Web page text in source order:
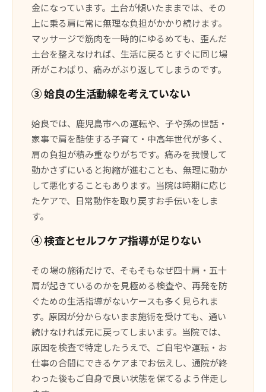
金になっています。土台が傾いたままでは、その
上に乗る肩に常に無理な負担がかかり続けます。
マッサージで筋肉を一時的にゆるめても、歪んだ
土台を整えなければ、生活に戻るとすぐに同じ場
所がこわばり、痛みがぶり返してしまうのです。
③ 姶良の生活動線を考えていない
姶良では、鹿児島市への運転や、子や孫の世話・
家事で肩を酷使する子育て・中高年世代が多く、
肩の負担が積み重なりがちです。痛みを我慢して
動かさずにいると拘縮が進むことも、無理に動か
して悪化することもあります。当院は時期に応じ
たケアで、日常動作を取り戻すお手伝いをしま
す。
④ 検査とセルフケア指導が足りない
その場の施術だけで、そもそもなぜ四十肩・五十
肩が起きているのかを見極める検査や、再発を防
ぐための生活指導がないケースも多く見られま
す。原因が分からないまま施術を受けても、通い
続けなければ元に戻ってしまいます。当院では、
原因を検査で特定したうえで、ご自宅や運転・お
仕事の合間にできるケアまでお伝えし、通院が終
わった後もご自身で良い状態を保てるよう伴走し